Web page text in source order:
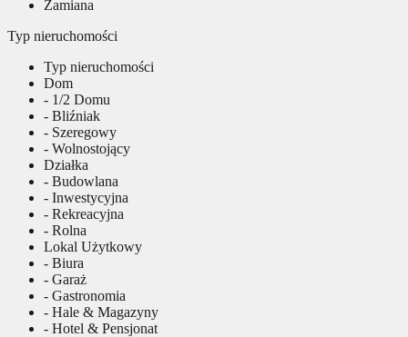
Zamiana
Typ nieruchomości
Typ nieruchomości
Dom
- 1/2 Domu
- Bliźniak
- Szeregowy
- Wolnostojący
Działka
- Budowlana
- Inwestycyjna
- Rekreacyjna
- Rolna
Lokal Użytkowy
- Biura
- Garaż
- Gastronomia
- Hale & Magazyny
- Hotel & Pensjonat